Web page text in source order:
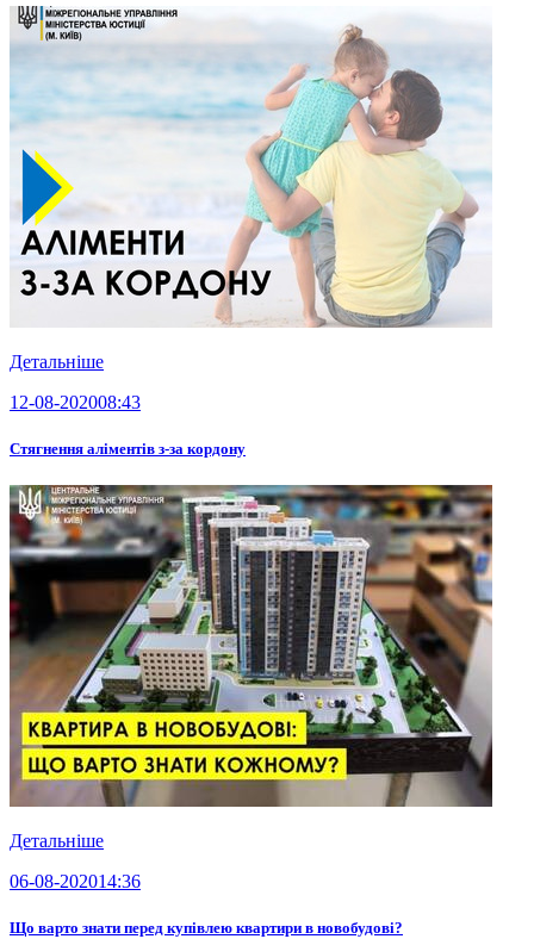
Детальніше
12-08-202008:43
Стягнення аліментів з-за кордону
Детальніше
06-08-202014:36
Що варто знати перед купівлею квартири в новобудові?